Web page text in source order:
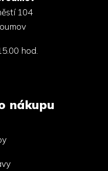
104
hod.
nákupu